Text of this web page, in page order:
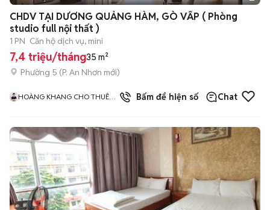
+2
CHDV TẠI DƯƠNG QUẢNG HÀM, GÒ VẤP ( Phòng
studio full nội thất )
1 PN Căn hộ dịch vụ, mini
7,4 triệu/tháng35 m²
Phường 5 (P. An Nhơn mới)
HOÀNG KHANG CHO THUÊ
Bấm để hiện số Chat